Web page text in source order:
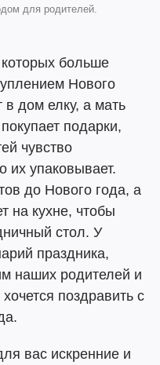
для родителей.
больше
Нового
в дом елку, а мать
подарки,
чувство
их упаковывает.
до Нового года, а
на кухне, чтобы
стол. У
праздника,
наших родителей и
поздравить с
вас искренние и